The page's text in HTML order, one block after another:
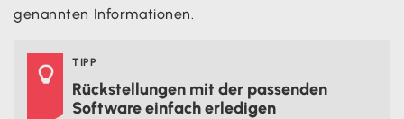
genannten Informationen.
 TIPP
Rückstellungen mit der passenden
Software einfach erledigen